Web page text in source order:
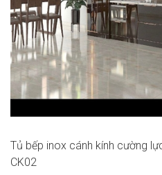
Tủ bếp inox cánh kính cường
CK02